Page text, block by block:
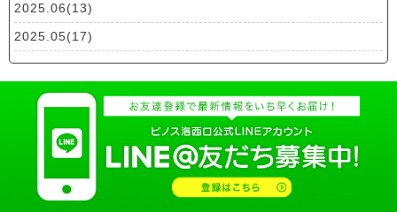
2025.06(13)
2025.05(17)
2025.04(19)
2025.03(10)
2025.01(14)
2024.12(14)